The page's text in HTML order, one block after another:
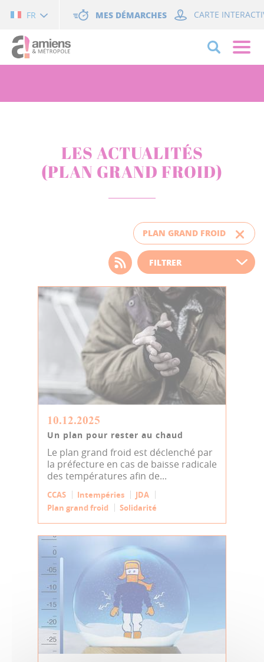
FR MES DÉMARCHES CARTE
LES ACTUALITÉS
(PLAN GRAND FROID)
PLAN GRAND FROID
Choisissez votre filtre
d'actualité
10.12.2025
Un plan pour rester au chaud
Le plan grand froid est déclenché par
la préfecture en cas de baisse radicale
des températures afin de...
CCAS Intempéries
JDA
Plan grand froid
Solidarité